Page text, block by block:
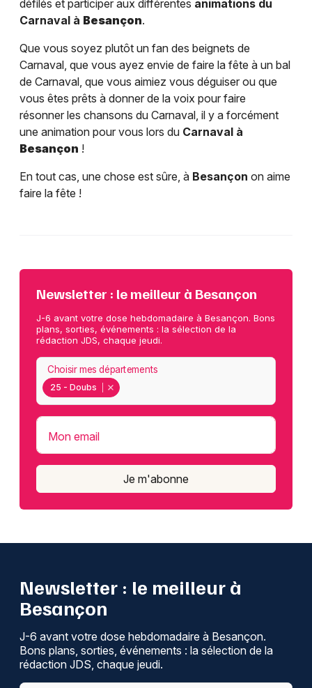
défilés et participer aux différentes animations du
Carnaval à Besançon.
Que vous soyez plutôt un fan des beignets de
Carnaval, que vous ayez envie de faire la fête à un bal
de Carnaval, que vous aimiez vous déguiser ou que
vous êtes prêts à donner de la voix pour faire
résonner les chansons du Carnaval, il y a forcément
une animation pour vous lors du Carnaval à
Besançon !
En tout cas, une chose est sûre, à Besançon on aime
faire la fête !
Newsletter : le meilleur à Besançon
J-6 avant votre dose hebdomadaire à Besançon. Bons
plans, sorties, événements : la sélection de la
rédaction JDS, chaque jeudi.
25 - Doubs
Choisir mes départements
Mon email
Je m'abonne
Newsletter : le meilleur à
Besançon
J-6 avant votre dose hebdomadaire à Besançon.
Bons plans, sorties, événements : la sélection de la
rédaction JDS, chaque jeudi.